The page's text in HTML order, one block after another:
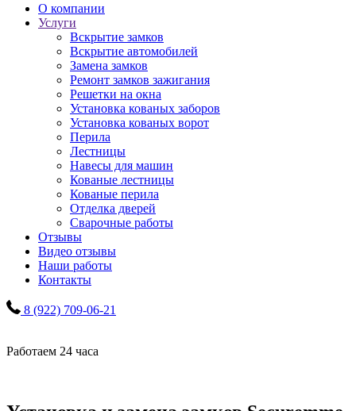
О компании
Услуги
Вскрытие замков
Вскрытие автомобилей
Замена замков
Ремонт замков зажигания
Решетки на окна
Установка кованых заборов
Установка кованых ворот
Перила
Лестницы
Навесы для машин
Кованые лестницы
Кованые перила
Отделка дверей
Сварочные работы
Отзывы
Видео отзывы
Наши работы
Контакты
8 (922) 709-06-21
Работаем 24 часа